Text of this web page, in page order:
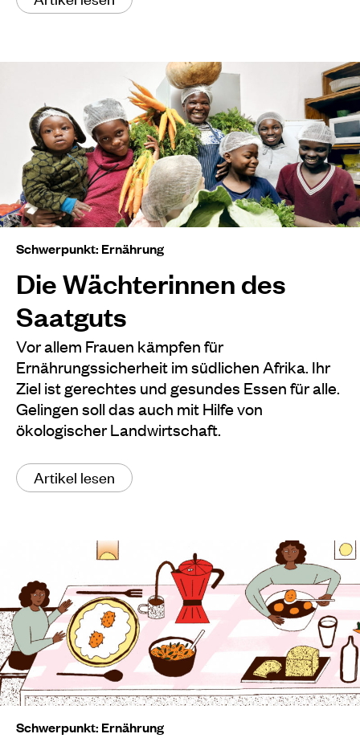
Schwerpunkt: Ernährung
Die Wächterinnen des
Saatguts
Vor allem Frauen kämpfen für
Ernährungssicherheit im südlichen Afrika. Ihr
Ziel ist gerechtes und gesundes Essen für alle.
Gelingen soll das auch mit Hilfe von
ökologischer Landwirtschaft.
Artikel lesen
Schwerpunkt: Ernährung